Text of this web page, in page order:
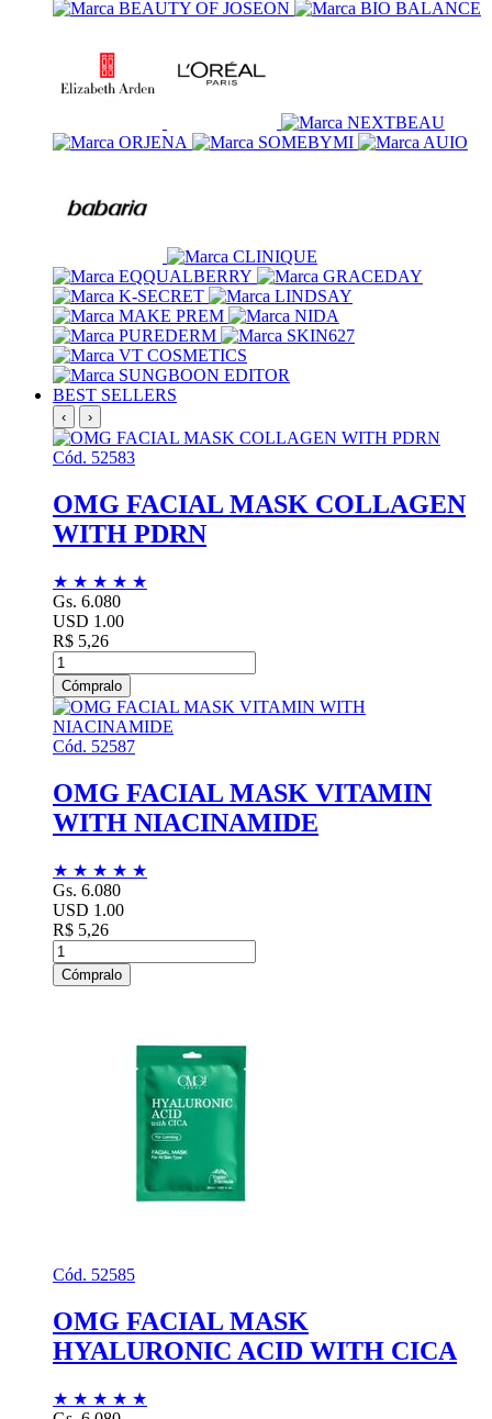
BEST SELLERS
‹ ›
Cód. 52583
OMG FACIAL MASK COLLAGEN
WITH PDRN
★ ★ ★ ★ ★
Gs. 6.080
USD 1.00
R$ 5,26
Cómpralo
Cód. 52587
OMG FACIAL MASK VITAMIN
WITH NIACINAMIDE
★ ★ ★ ★ ★
Gs. 6.080
USD 1.00
R$ 5,26
Cómpralo
Cód. 52585
OMG FACIAL MASK
HYALURONIC ACID WITH CICA
★ ★ ★ ★ ★